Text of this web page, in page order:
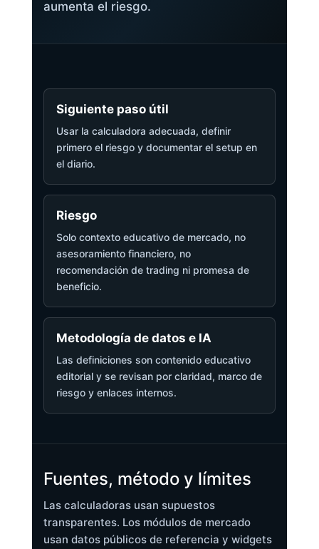
aumenta el riesgo.
Siguiente paso útil
Usar la calculadora adecuada, definir
primero el riesgo y documentar el setup en
el diario.
Riesgo
Solo contexto educativo de mercado, no
asesoramiento financiero, no
recomendación de trading ni promesa de
beneficio.
Metodología de datos e IA
Las definiciones son contenido educativo
editorial y se revisan por claridad, marco de
riesgo y enlaces internos.
Fuentes, método y límites
Las calculadoras usan supuestos
transparentes. Los módulos de mercado
usan datos públicos de referencia y widgets